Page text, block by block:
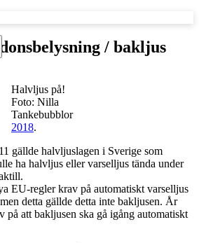
/ bakljus
Halvljus på!
Foto: Nilla
Tankebubblor
2018.
gällde halvljuslagen i Sverige som
ha halvljus eller varselljus tända under
EU-regler krav på automatiskt varselljus
detta gällde detta inte bakljusen. År
på att bakljusen ska gå igång automatiskt